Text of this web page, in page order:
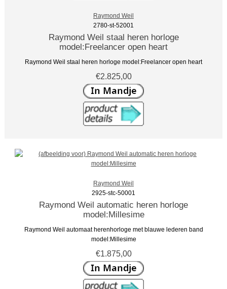
Raymond Weil
2780-st-52001
Raymond Weil staal heren horloge
model:Freelancer open heart
Raymond Weil staal heren horloge model:Freelancer open heart
€2.825,00
Raymond Weil
2925-stc-50001
Raymond Weil automatic heren horloge
model:Millesime
Raymond Weil automaat herenhorloge met blauwe lederen band
model:Millesime
€1.875,00